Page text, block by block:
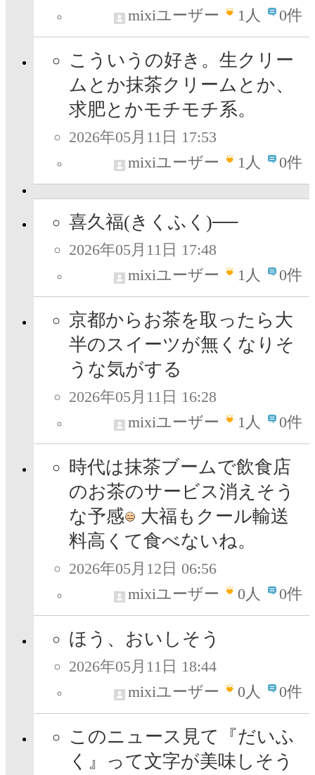
mixiユーザー
1人 0件
こういうの好き。生クリー
ムとか抹茶クリームとか、
求肥とかモチモチ系。
2026年05月11日 17:53
mixiユーザー
1人 0件
喜久福(きくふく)──
2026年05月11日 17:48
mixiユーザー
1人 0件
京都からお茶を取ったら大
半のスイーツが無くなりそ
うな気がする
2026年05月11日 16:28
mixiユーザー
1人 0件
時代は抹茶ブームで飲食店
のお茶のサービス消えそう
な予感
大福もクール輸送
料高くて食べないね。
2026年05月12日 06:56
mixiユーザー
0人 0件
ほう、おいしそう
2026年05月11日 18:44
mixiユーザー
0人 0件
このニュース見て『だいふ
く』って文字が美味しそう